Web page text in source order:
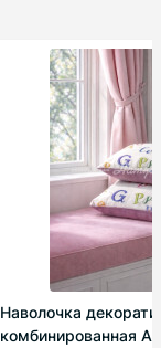
Наволочка
комбинированная